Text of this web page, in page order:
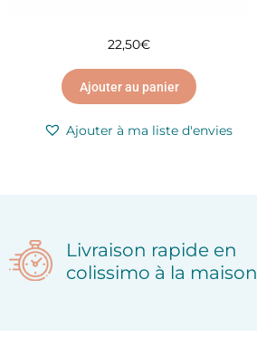
22,50€
Ajouter au panier
Ajouter à ma liste d'envies
Livraison rapide en
colissimo à la maison